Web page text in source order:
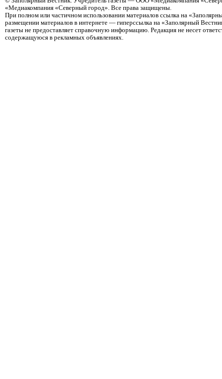
«Медиакомпания «Северный город». Все права защищены.
При полном или частичном использовании материалов ссылка на
размещении материалов в интернете — гиперссылка на «Заполярный
газеты не предоставляет справочную информацию. Редакция не несет
содержащуюся в рекламных объявлениях.